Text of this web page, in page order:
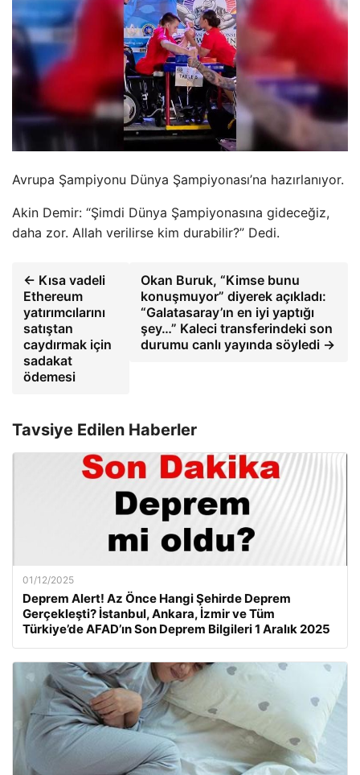
Avrupa Şampiyonu Dünya Şampiyonası’na hazırlanıyor.
Akin Demir: “Şimdi Dünya Şampiyonasına gideceğiz,
daha zor. Allah verilirse kim durabilir?” Dedi.
← Kısa vadeli
Ethereum
yatırımcılarını
satıştan
caydırmak için
sadakat
ödemesi
Okan Buruk, “Kimse bunu
konuşmuyor” diyerek açıkladı:
“Galatasaray’ın en iyi yaptığı
şey…” Kaleci transferindeki son
durumu canlı yayında söyledi →
Tavsiye Edilen Haberler
01/12/2025
Deprem Alert! Az Önce Hangi Şehirde Deprem
Gerçekleşti? İstanbul, Ankara, İzmir ve Tüm
Türkiye’de AFAD’ın Son Deprem Bilgileri 1 Aralık 2025